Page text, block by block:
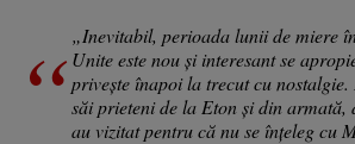
„Inevitabil, perioada lunii de miere
Unite este nou și interesant se
privește înapoi la trecut cu
săi prieteni de la Eton și din
au vizitat pentru că nu se înțeleg cu